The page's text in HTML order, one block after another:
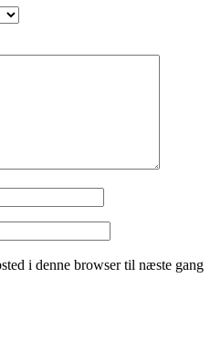
i denne browser til næste gang